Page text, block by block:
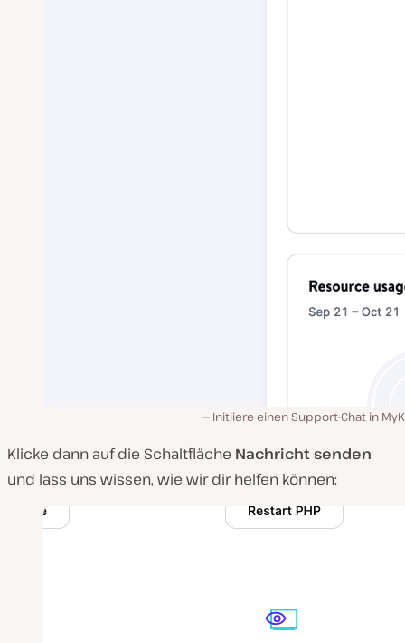
Initiiere einen Support-Chat in
Klicke dann auf die Schaltfläche Nachricht senden
und lass uns wissen, wie wir dir helfen können: